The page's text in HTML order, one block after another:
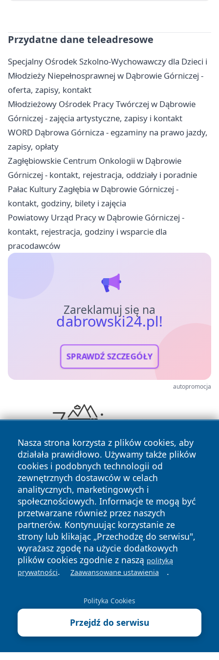
Przydatne dane teleadresowe
Specjalny Ośrodek Szkolno-Wychowawczy dla Dzieci i
Młodzieży Niepełnosprawnej w Dąbrowie Górniczej -
oferta, zapisy, kontakt
Młodzieżowy Ośrodek Pracy Twórczej w Dąbrowie
Górniczej - zajęcia artystyczne, zapisy i kontakt
WORD Dąbrowa Górnicza - egzaminy na prawo jazdy,
zapisy, opłaty
Zagłębiowskie Centrum Onkologii w Dąbrowie
Górniczej - kontakt, rejestracja, oddziały i poradnie
Pałac Kultury Zagłębia w Dąbrowie Górniczej -
kontakt, godziny, bilety i zajęcia
Powiatowy Urząd Pracy w Dąbrowie Górniczej -
kontakt, rejestracja, godziny i wsparcie dla
pracodawców
Zareklamuj się na
dabrowski24.pl!
SPRAWDŹ SZCZEGÓŁY
autopromocja
Nasza strona korzysta z plików cookies, aby
działała prawidłowo. Używamy także plików
cookies i podobnych technologii od
zewnętrznych dostawców w celach
analitycznych, marketingowych i
społecznościowych. Informacje te mogą być
przetwarzane również przez naszych
partnerów. Kontynuując korzystanie ze
strony lub klikając „Przechodzę do serwisu",
wyrażasz zgodę na użycie dodatkowych
plików cookies zgodnie z naszą polityką
prywatności. Zaawansowane ustawienia .
Polityka Cookies
Przejdź do serwisu
Copyright © 2026 dabrowski24.pl Wszystkie prawa
zastrzeżone.
News Autorzy
Polityka
Prywatności
Polityka
Cookies